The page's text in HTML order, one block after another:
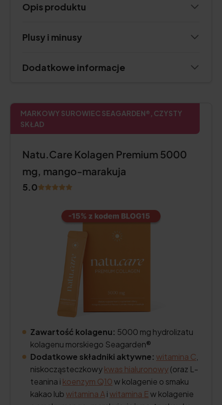
Opis produktu
Plusy i minusy
Dodatkowe informacje
MARKOWY SUROWIEC SEAGARDEN®, CZYSTY
SKŁAD
Natu.Care Kolagen Premium 5000
mg, mango-marakuja
5.0
Zawartość kolagenu: 5000 mg hydrolizatu
kolagenu morskiego Seagarden®
Dodatkowe składniki aktywne: witamina C
niskocząsteczkowykwas hialuronowy(oraz L-
teanina i koenzym Q10w kolagenie o smaku
kakao lubwitamina Aiwitamina Ew kolagenie